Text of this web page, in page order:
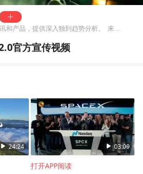
和产品，提供深入独到趋势分析。 来自北京市
官方宣传视频
24:24 03:09
打开APP阅读